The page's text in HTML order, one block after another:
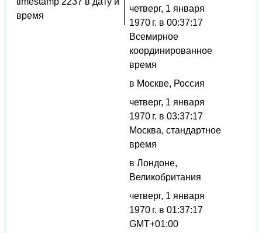
время
четверг, 1 января
1970 г. в 00:37:17
Всемирное
координированное
время
в Москве, Россия
четверг, 1 января
1970 г. в 03:37:17
Москва, стандартное
время
в Лондоне,
Великобритания
четверг, 1 января
1970 г. в 01:37:17
GMT+01:00